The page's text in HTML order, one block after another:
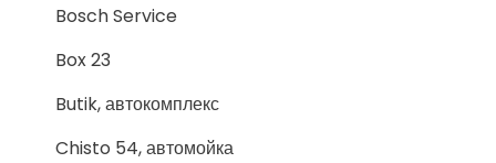
Bosch Service
Box 23
Butik, автокомплекс
Chisto 54, автомойка